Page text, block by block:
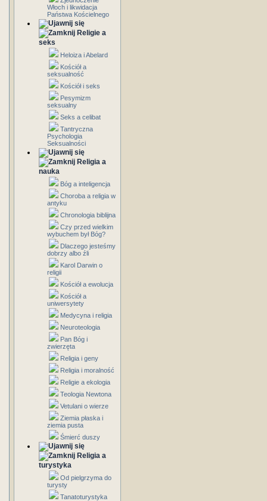
Włoch i likwidacja
Państwa Kościelnego
Religie a
seks
Heloiza i Abelard
Kościół a
seksualność
Kościół i seks
Pesymizm
seksualny
Seks a celibat
Tantryczna
Psychologia
Seksualności
Religia a
nauka
Bóg a inteligencja
Choroba a religia w
antyku
Chronologia biblijna
Czy przed wielkim
wybuchem był Bóg?
Dlaczego jesteśmy
dobrzy albo źli
Karol Darwin o
religii
Kościół a ewolucja
Kościół a
uniwersytety
Medycyna i religia
Neuroteologia
Pan Bóg i
zwierzęta
Religia i geny
Religia i moralność
Religie a ekologia
Teologia Newtona
Vetulani o wierze
Ziemia płaska i
ziemia pusta
Śmierć duszy
Religia a
turystyka
Od pielgrzyma do
turysty
Tanatoturystyka